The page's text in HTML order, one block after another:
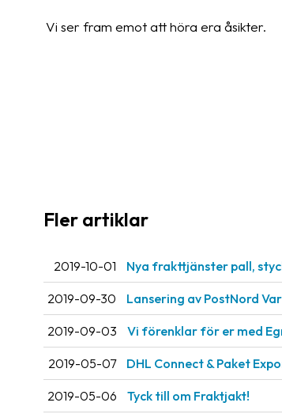
Vi ser fram emot att höra era åsikter.
Fler artiklar
2019-10-01 Nya frakttjänster pall,
2019-09-30 Lansering av PostNord
2019-09-03 Vi förenklar för er med
2019-05-07 DHL Connect & Paket
2019-05-06 Tyck till om Fraktjakt!